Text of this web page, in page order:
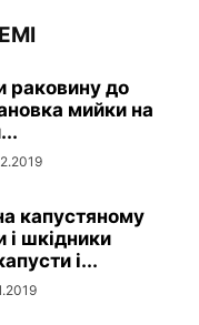
раковину до
мийки на
капустяному
і шкідники
і...